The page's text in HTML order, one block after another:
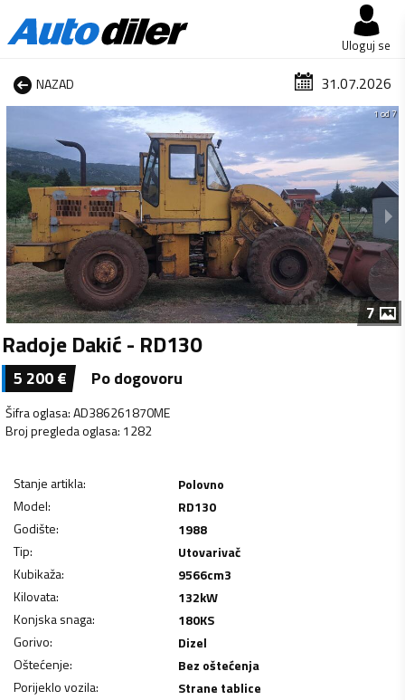
Uloguj se
NAZAD 31.07.2026
1 od 7
7
Radoje Dakić - RD130
5 200€ Po dogovoru
Šifra oglasa:AD386261870ME
Broj pregleda oglasa: 1282
Stanje artikla:
Polovno
Model:
RD130
Godište:
1988
Tip:
Utovarivač
Kubikaža: 9566cm3
Kilovata: 132kW
Konjska snaga: 180KS
Gorivo:
Dizel
Oštećenje:
Bez oštećenja
Porijeklo vozila: Strane tablice